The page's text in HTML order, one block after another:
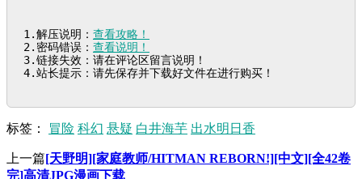
1.解压说明： 查看攻略！
2.密码错误： 查看说明！
3.链接失效：请在评论区留言说明！
4.站长提示：请先保存并下载好文件在进行购买！
标签： 冒险 科幻 悬疑 白井海芋 出水明日香
上一篇[天野明][家庭教师/HITMAN REBORN!][中文][全42卷
完]高清JPG漫画下载